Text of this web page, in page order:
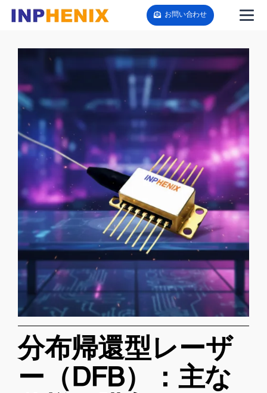
お問い合わせ
分布帰還型レーザ
ー（DFB）：主な